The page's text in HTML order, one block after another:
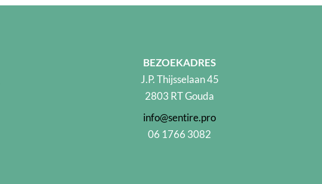
BEZOEKADRES
J.P. Thijsselaan 45
2803 RT Gouda
info@sentire.pro
06 1766 3082